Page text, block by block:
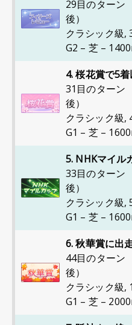
29目のターン
後）
クラシック級,
G2 – 芝 –
4. 桜花賞で5
31目のターン
後）
クラシック級,
G1 – 芝 –
5. NHKマイル
33目のターン
後）
クラシック級,
G1 – 芝 –
6. 秋華賞に出
44目のターン
後）
クラシック級,
G1 – 芝 –